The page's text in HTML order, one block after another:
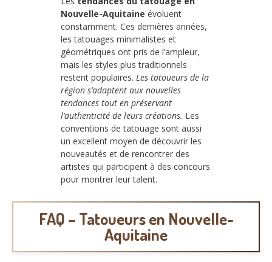
Nouvelle-Aquitaine évoluent
constamment. Ces dernières années,
les tatouages minimalistes et
géométriques ont pris de l’ampleur,
mais les styles plus traditionnels
restent populaires. Les tatoueurs de la
région s’adaptent aux nouvelles
tendances tout en préservant
l’authenticité de leurs créations. Les
conventions de tatouage sont aussi
un excellent moyen de découvrir les
nouveautés et de rencontrer des
artistes qui participent à des concours
pour montrer leur talent.
FAQ – Tatoueurs en Nouvelle-
Aquitaine